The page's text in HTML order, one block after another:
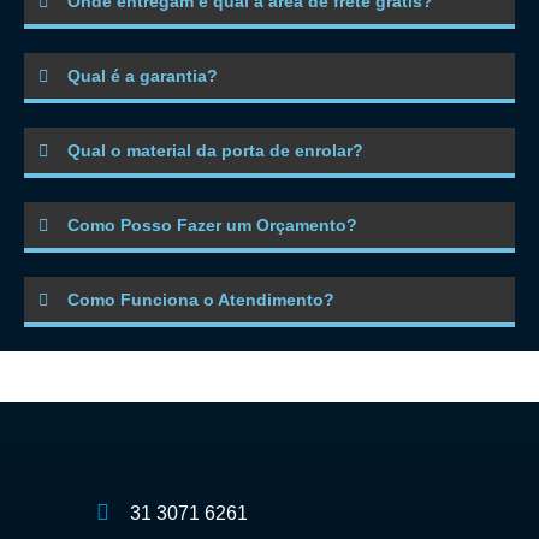
Qual é a garantia?
Qual o material da porta de enrolar?
Como Posso Fazer um Orçamento?
Como Funciona o Atendimento?
31 3071 6261